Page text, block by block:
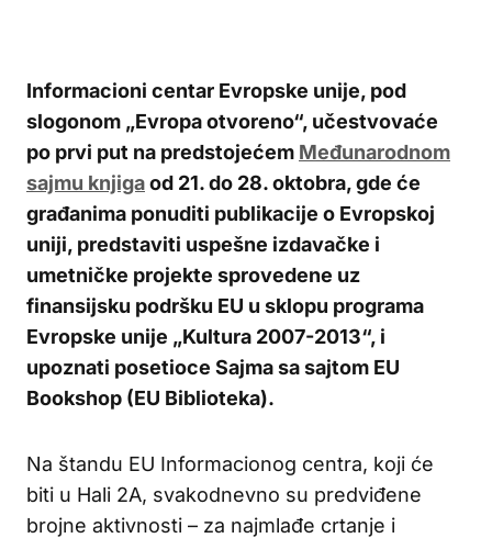
Informacioni centar Evropske unije, pod
slogonom „Evropa otvoreno“, učestvovaće
po prvi put na predstojećem Međunarodnom
sajmu knjigaod 21. do 28. oktobra, gde će
građanima ponuditi publikacije o Evropskoj
uniji, predstaviti uspešne izdavačke i
umetničke projekte sprovedene uz
finansijsku podršku EU u sklopu programa
Evropske unije „Kultura 2007-2013“, i
upoznati posetioce Sajma sa sajtom EU
Bookshop (EU Biblioteka).
Na štandu EU Informacionog centra, koji će
biti u Hali 2A, svakodnevno su predviđene
brojne aktivnosti – za najmlađe crtanje i